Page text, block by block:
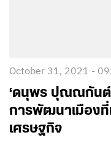
October 31, 2021 -
‘ดนุพร ปุณณกันต์
การพัฒนาเมืองที่
เศรษฐกิจ